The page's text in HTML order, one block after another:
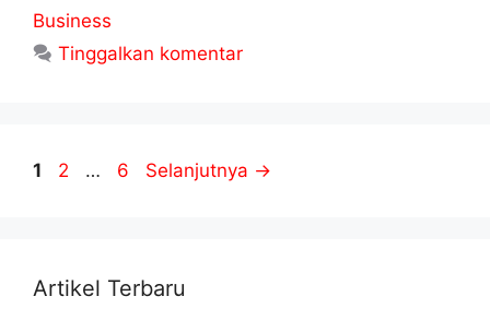
Business
Tinggalkan komentar
Halaman
1 Halaman
2 … Halaman
6 Selanjutnya →
Artikel Terbaru